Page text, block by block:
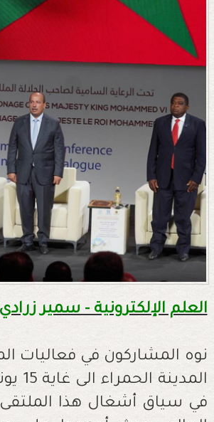
العلم الإلكترونية - سمير
نوه المشاركون في فعاليات